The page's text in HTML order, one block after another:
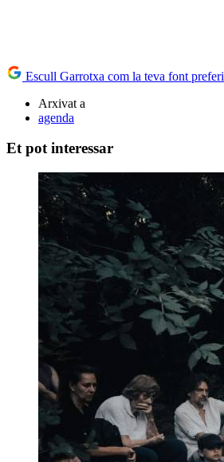
Escull Garrotxa com la teva font
Arxivat a
agenda
Et pot interessar